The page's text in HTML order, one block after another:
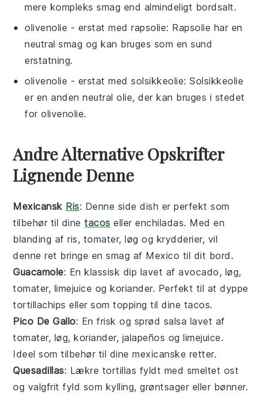
mere kompleks smag end almindeligt bordsalt.
olivenolie - erstat medrapsolie: Rapsolie har en
neutral smag og kan bruges som en sund
erstatning.
olivenolie - erstat medsolsikkeolie: Solsikkeolie
er en anden neutral olie, der kan bruges i stedet
for olivenolie.
Andre Alternative Opskrifter
Lignende Denne
Mexicansk Ris: Denne side dish er perfekt som
tilbehør til dinetacos ellerenchiladas. Med en
blanding afris, tomater,løg og krydderier, vil
denne ret bringe en smag af Mexico til dit bord.
Guacamole: En klassisk dip lavet afavocado, løg,
tomater, limejuice ogkoriander. Perfekt til at dyppe
tortillachips eller som topping til dine tacos.
Pico De Gallo: En frisk og sprød salsa lavet af
tomater, løg,koriander, jalapeños oglimejuice.
Ideel som tilbehør til dinemexicanske retter.
Quesadillas: Lækre tortillas fyldt med smeltet ost
og valgfritfyld som kylling,grøntsager eller bønner.